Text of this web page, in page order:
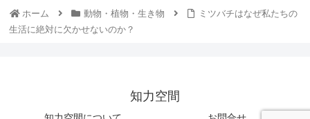
ホーム 動物・植物・生き物
ミツバチはなぜ私たちの
生活に絶対に欠かせないのか？
知力空間